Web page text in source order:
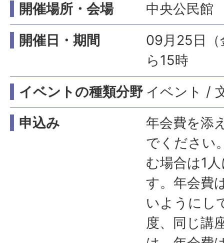
開催場所・会場
中央公民館
開催日・期間
09月25日（
ら15時
イベントの種類分野 イベント /
申込み
年会費を添
でください
む場合は1
す。年会費
いようにし
度、同じ講